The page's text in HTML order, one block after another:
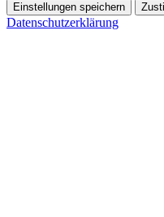
Einstellungen speichern
Datenschutzerklärung